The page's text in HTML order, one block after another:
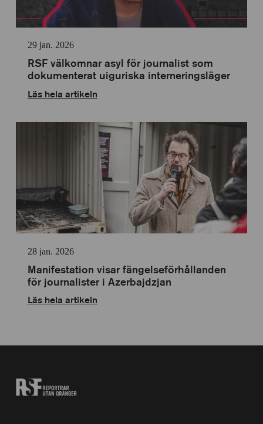
29 jan. 2026
RSF välkomnar asyl för journalist som
dokumenterat uiguriska interneringsläger
Läs hela artikeln
28 jan. 2026
Manifestation visar fängelseförhållanden
för journalister i Azerbajdzjan
Läs hela artikeln
anpassning